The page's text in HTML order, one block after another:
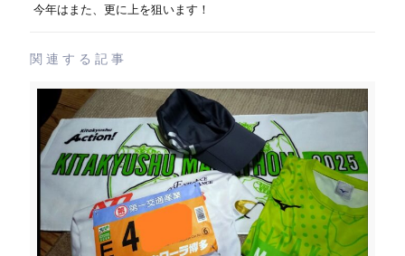
今年はまた、更に上を狙います！
関連する記事